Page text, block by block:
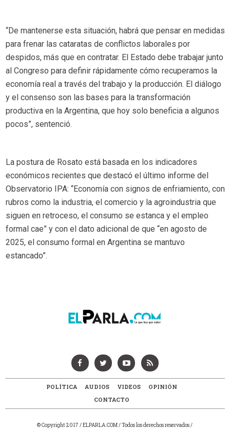
“De mantenerse esta situación, habrá que pensar en medidas
para frenar las cataratas de conflictos laborales por
despidos, más que en contratar. El Estado debe trabajar junto
al Congreso para definir rápidamente cómo recuperamos la
economía real a través del trabajo y la producción. El diálogo
y el consenso son las bases para la transformación
productiva en la Argentina, que hoy solo beneficia a algunos
pocos”, sentenció.
La postura de Rosato está basada en los indicadores
económicos recientes que destacó el último informe del
Observatorio IPA: “Economía con signos de enfriamiento, con
rubros como la industria, el comercio y la agroindustria que
siguen en retroceso, el consumo se estanca y el empleo
formal cae” y con el dato adicional de que “en agosto de
2025, el consumo formal en Argentina se mantuvo
estancado”.
POLÍTICA AUDIOS VIDEOS
OPINIÓN
CONTACTO
© Copyright 2017 / ELPARLA.COM / Todos los derechos reservados /